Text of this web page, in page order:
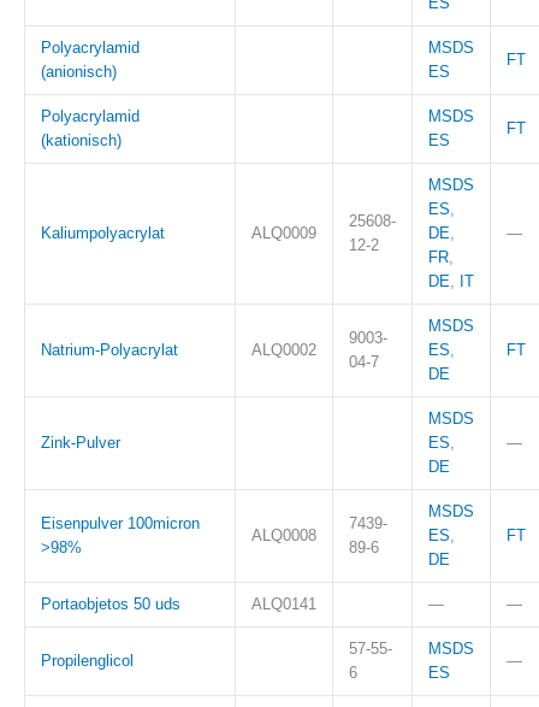
Polyacrylamid
(anionisch)
MSDS
ES
FT
Polyacrylamid
(kationisch)
MSDS
ES
FT
Kaliumpolyacrylat ALQ0009
25608-
12-2
MSDS
ES,
DE,
FR,
DE, IT
—
Natrium-Polyacrylat ALQ0002
9003-
04-7
MSDS
ES,
DE
FT
Zink-Pulver
MSDS
ES,
DE
—
Eisenpulver 100micron
>98%
ALQ0008
7439-
89-6
MSDS
ES,
DE
FT
Portaobjetos 50 uds ALQ0141 — —
Propilenglicol
57-55-
6
MSDS
ES
—